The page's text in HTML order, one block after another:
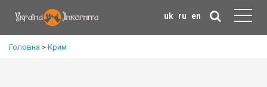
uk ru en
Головна > Крим